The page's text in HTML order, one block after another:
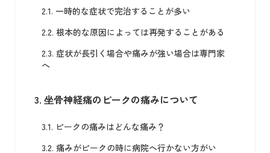
2.1. 一時的な症状で完治することが多い
2.2. 根本的な原因によっては再発することがある
2.3. 症状が長引く場合や痛みが強い場合は専門家
へ
3. 坐骨神経痛のピークの痛みについて
3.1. ピークの痛みはどんな痛み？
3.2. 痛みがピークの時に病院へ行かない方がい